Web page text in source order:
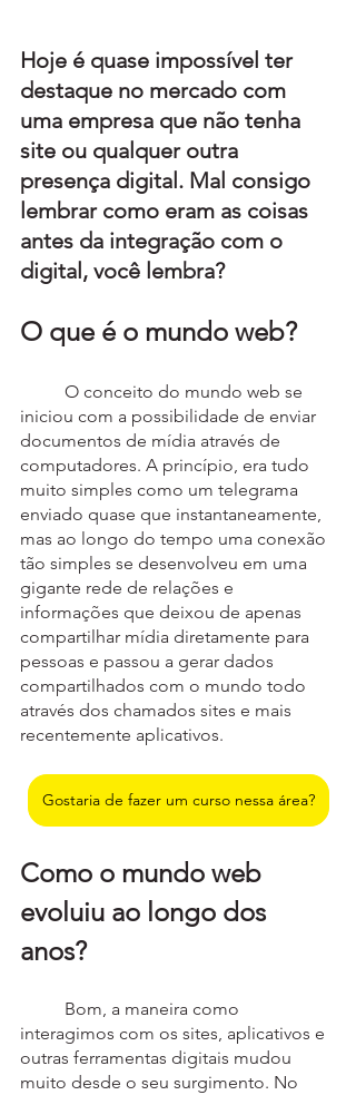
Hoje é quase impossível ter
destaque no mercado com
uma empresa que não tenha
site ou qualquer outra
presença digital. Mal consigo
lembrar como eram as coisas
antes da integração com o
digital, você lembra?
O que é o mundo web?
iniciou com a possibilidade de enviar
documentos de mídia através de
computadores. A princípio, era tudo
muito simples como um telegrama
enviado quase que instantaneamente,
mas ao longo do tempo uma conexão
tão simples se desenvolveu em uma
gigante rede de relações e
informações que deixou de apenas
compartilhar mídia diretamente para
pessoas e passou a gerar dados
compartilhados com o mundo todo
através dos chamados sites e mais
recentemente aplicativos.
Gostaria de fazer um curso nessa área?
Como o mundo web
evoluiu ao longo dos
anos?
interagimos com os sites, aplicativos e
outras ferramentas digitais mudou
muito desde o seu surgimento. No